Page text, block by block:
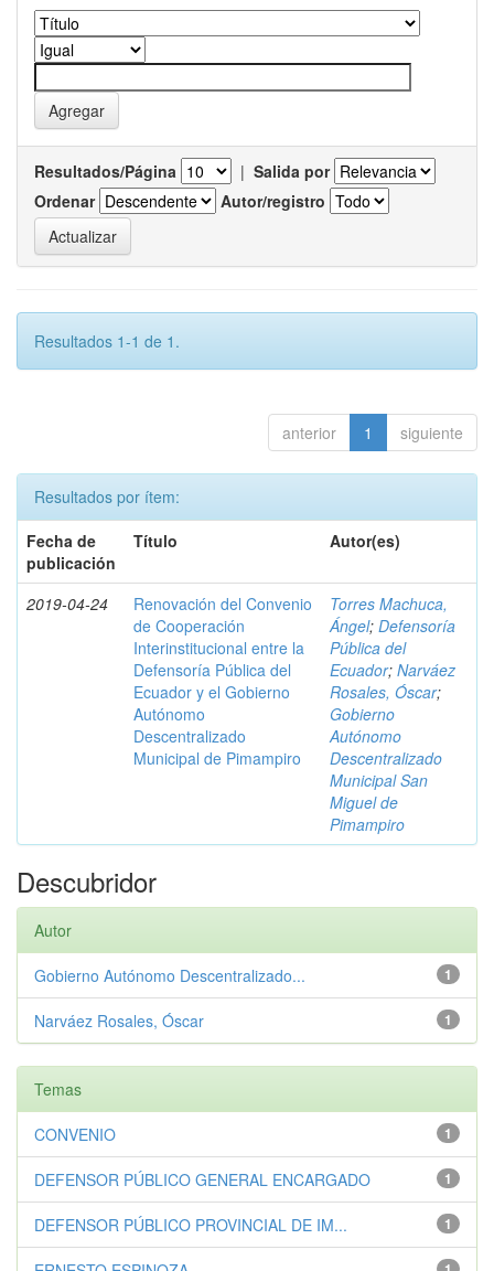
Resultados/Página | Salida por
Ordenar
Autor/registro
Resultados 1-1 de 1.
anterior 1 siguiente
Resultados por ítem:
Fecha de
publicación
Título Autor(es)
2019-04-24
Renovación del Convenio
de Cooperación
Interinstitucional entre la
Defensoría Pública del
Ecuador y el Gobierno
Autónomo
Descentralizado
Municipal de Pimampiro
Torres Machuca,
Ángel; Defensoría
Pública del
Ecuador; Narváez
Rosales, Óscar;
Gobierno
Autónomo
Descentralizado
Municipal San
Miguel de
Pimampiro
Descubridor
Autor
1
Gobierno Autónomo Descentralizado...
1
Narváez Rosales, Óscar
Temas
1
CONVENIO
1
DEFENSOR PÚBLICO GENERAL ENCARGADO
1
DEFENSOR PÚBLICO PROVINCIAL DE IM...